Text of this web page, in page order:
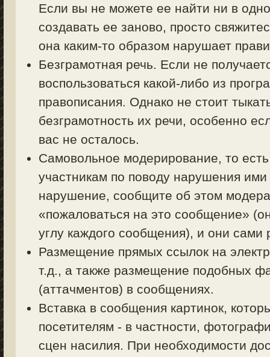
Если вы не можете ее найти ни в
создавать ее заново, просто
она каким-то образом нарушает
Безграмотная речь. Если не
воспользоваться какой-либо из
правописания. Однако не стоит
безграмотность их речи, особенно
вас не осталось.
Самовольное модерирование, то
участникам по поводу нарушения
нарушение, сообщите об этом
«пожаловаться на это сообщение»
углу каждого сообщения), и они сами
Размещение прямых ссылок на
т.д., а также размещение подобных
(аттачментов) в сообщениях.
Вставка в сообщения картинок,
посетителям - в частности,
сцен насилия. При необходимости